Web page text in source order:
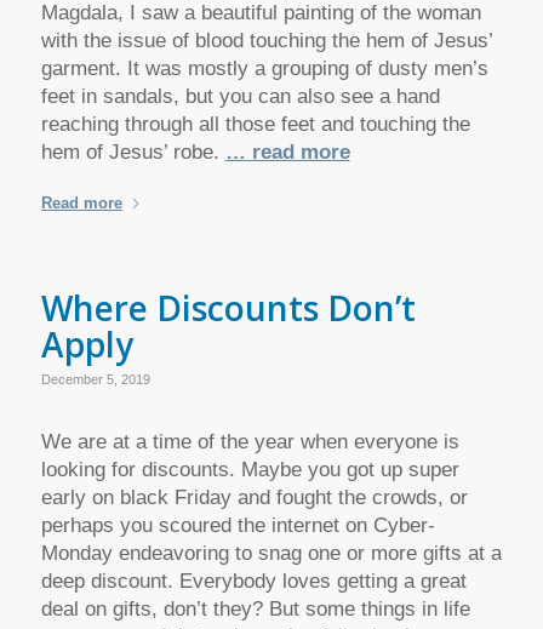
Magdala, I saw a beautiful painting of the woman
with the issue of blood touching the hem of Jesus’
garment. It was mostly a grouping of dusty men’s
feet in sandals, but you can also see a hand
reaching through all those feet and touching the
hem of Jesus’ robe. … read more
Read more
Where Discounts Don’t
Apply
December 5, 2019
We are at a time of the year when everyone is
looking for discounts. Maybe you got up super
early on black Friday and fought the crowds, or
perhaps you scoured the internet on Cyber-
Monday endeavoring to snag one or more gifts at a
deep discount. Everybody loves getting a great
deal on gifts, don’t they? But some things in life